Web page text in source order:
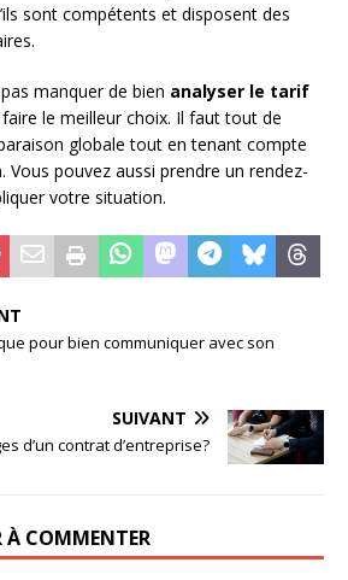
sont compétents et disposent des
manquer de bien analyser le tarif
faire le meilleur choix. Il faut tout de
globale tout en tenant compte
Vous pouvez aussi prendre un rendez-
votre situation.
pour bien communiquer avec son
SUIVANT
d’un contrat d’entreprise?
À COMMENTER